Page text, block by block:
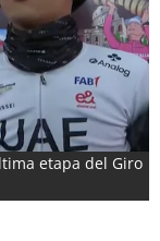
etapa del Giro